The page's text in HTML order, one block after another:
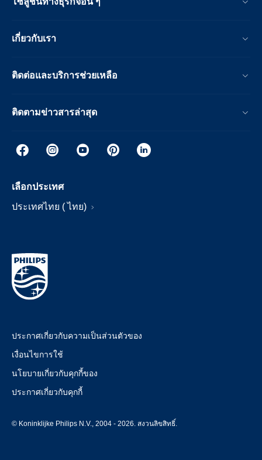
เกี่ยวกับเรา
ติดต่อและบริการช่วยเหลือ
ติดตามข่าวสารล่าสุด
เลือกประเทศ
ประเทศไทย ( ไทย)
ประกาศเกี่ยวกับความเป็นส่วนตัวของ
เงื่อนไขการใช้
นโยบายเกี่ยวกับคุกกี้ของ
ประกาศเกี่ยวกับคุกกี้
© Koninklijke Philips N.V., 2004 - 2026. สงวนลิขสิทธิ์.